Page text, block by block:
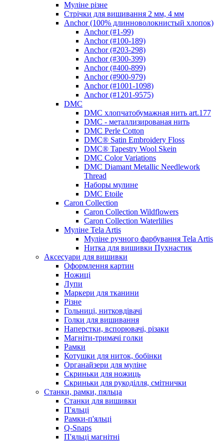
Муліне різне
Стрічки для вишивання 2 мм, 4 мм
Anchor (100% длинноволокнистый хлопок)
Anchor (#1-99)
Anchor (#100-189)
Anchor (#203-298)
Anchor (#300-399)
Anchor (#400-899)
Anchor (#900-979)
Anchor (#1001-1098)
Anchor (#1201-9575)
DMC
DMC хлопчатобумажная нить art.177
DMC - металлизированая нить
DMC Perle Cotton
DMC® Satin Embroidery Floss
DMC® Tapestry Wool Skein
DMC Color Variations
DMC Diamant Metallic Needlework
Thread
Наборы мулине
DMC Etoile
Caron Collection
Caron Collection Wildflowers
Caron Collection Waterlilies
Муліне Tela Artis
Муліне ручного фарбування Tela Artis
Нитка для вишивки Пухнастик
Аксесуари для вишивки
Оформлення картин
Ножиці
Лупи
Маркери для тканини
Різне
Гольниці, нитковдівачі
Голки для вишивання
Наперстки, вспорювачі, різаки
Магніти-тримачі голки
Рамки
Котушки для ниток, бобінки
Органайзери для муліне
Скриньки для ножиць
Скриньки для рукоділля, смітнички
Станки, рамки, пяльца
Станки для вишивки
П'яльці
Рамки-п'яльці
Q-Snaps
П'яльці магнітні